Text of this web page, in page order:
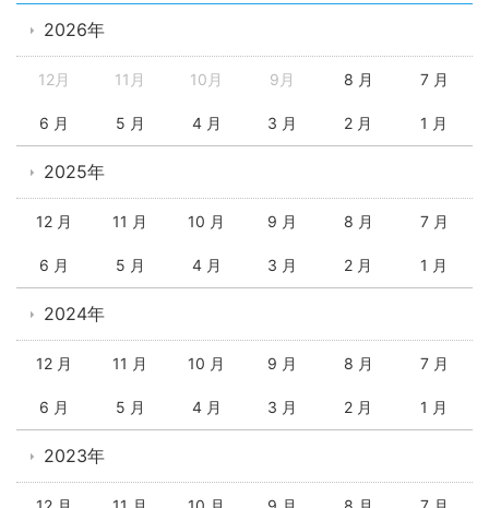
2026年
12月 11月 10月 9月 8 月 7 月
6 月 5 月 4 月 3 月 2 月 1 月
2025年
12 月 11 月 10 月 9 月 8 月 7 月
6 月 5 月 4 月 3 月 2 月 1 月
2024年
12 月 11 月 10 月 9 月 8 月 7 月
6 月 5 月 4 月 3 月 2 月 1 月
2023年